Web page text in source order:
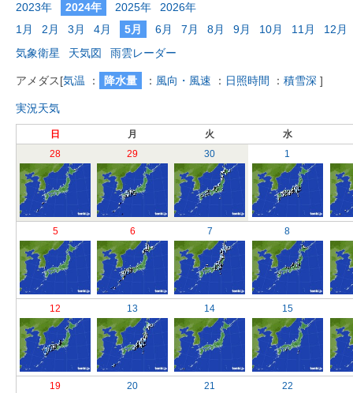
2023年
2024年 2025年
2026年
1月
2月 3月 4月 5月 6月 7月 8月 9月 10月 11月
12月
気象衛星
天気図 雨雲レーダー
アメダス[気温 ： 降水量 ： 風向・風速 ： 日照時間 ： 積雪深 ]
実況天気
日 月 火
水
28
29 30 1
5 6 7 8
12 13 14 15
19 20 21 22